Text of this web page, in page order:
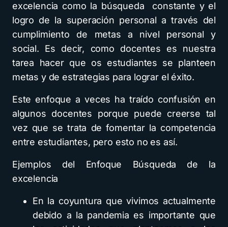
excelencia como la búsqueda constante y el
logro de la superación personal a través del
cumplimiento de metas a nivel personal y
social. Es decir, como docentes es nuestra
tarea hacer que os estudiantes se planteen
metas y de estrategias para lograr el éxito.
Este enfoque a veces ha traído confusión en
algunos docentes porque puede creerse tal
vez que se trata de fomentar la competencia
entre estudiantes, pero esto no es así.
Ejemplos del Enfoque Búsqueda de la
excelencia
En la coyuntura que vivimos actualmente
debido a la pandemia es importante que